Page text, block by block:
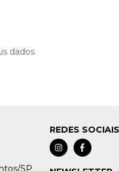
dados
SP
REDES SOCIAIS